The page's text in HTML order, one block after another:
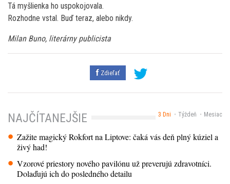
Tá myšlienka ho uspokojovala.
Rozhodne vstal. Buď teraz, alebo nikdy.
Milan Buno, literárny publicista
Zdieľať
3 Dni Týždeň Mesiac
NAJČÍTANEJŠIE
Zažite magický Rokfort na Liptove: čaká vás deň plný kúziel a
živý had!
Vzorové priestory nového pavilónu už preverujú zdravotníci.
Dolaďujú ich do posledného detailu